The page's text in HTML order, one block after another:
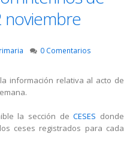
noviembre
0 Comentarios
información relativa al acto de
la sección deCESES donde
ceses registrados para cada